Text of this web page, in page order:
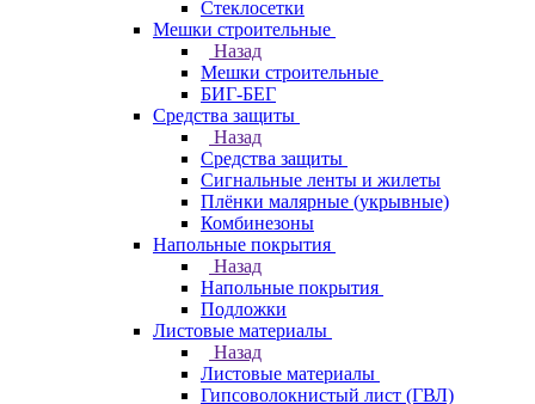
Стеклосетки
Мешки строительные
Назад
Мешки строительные
БИГ-БЕГ
Средства защиты
Назад
Средства защиты
Сигнальные ленты и жилеты
Плёнки малярные (укрывные)
Комбинезоны
Напольные покрытия
Назад
Напольные покрытия
Подложки
Листовые материалы
Назад
Листовые материалы
Гипсоволокнистый лист (ГВЛ)